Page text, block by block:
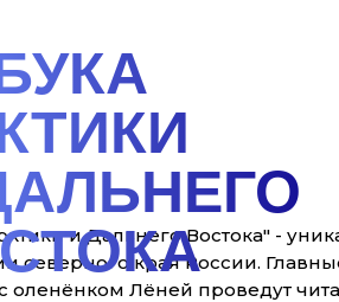
и Дальнего Востока" -
северного края России.
оленёнком Лёней проведут